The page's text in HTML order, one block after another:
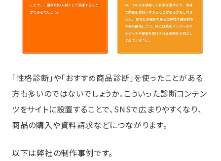
「性格診断」や「おすすめ商品診断」を使ったことがある
方も多いのではないでしょうか。こういった診断コンテン
ツをサイトに設置することで、SNSで広まりやすくなり、
商品の購入や資料請求などにつながります。
以下は弊社の制作事例です。